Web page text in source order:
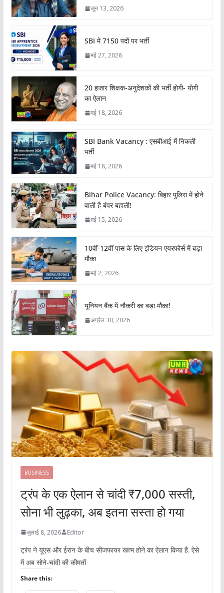
जून 13, 2026
SBI में 7150 पदों पर भर्ती
मई 27, 2026
20 हजार शिक्षक-अनुदेशकों की भर्ती होगी- योगी
का ऐलान
मई 18, 2026
SBI Bank Vacancy : एसबीआई में निकली
भर्ती
मई 18, 2026
Bihar Police Vacancy: बिहार पुलिस में होने
वाली है बंपर बहाली!
मई 15, 2026
10वीं-12वीं पास के लिए इंडियन एयरफोर्स में बड़ा
मौका
मई 2, 2026
यूनियन बैंक में नौकरी का बड़ा मौका!
अप्रैल 30, 2026
BUSINESS
ट्रंप के एक ऐलान से चांदी ₹7,000 सस्ती,
सोना भी लुढ़का, अब इतना सस्ता हो गया
जुलाई 8, 2026 Editor
ट्रंप ने यूएस और ईरान के बीच सीजफायर खत्म होने का ऐलान किया है. ऐसे
में अब सोने-चांदी की कीमतों
Share this: